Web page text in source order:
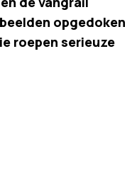
opgedoken
roepen serieuze